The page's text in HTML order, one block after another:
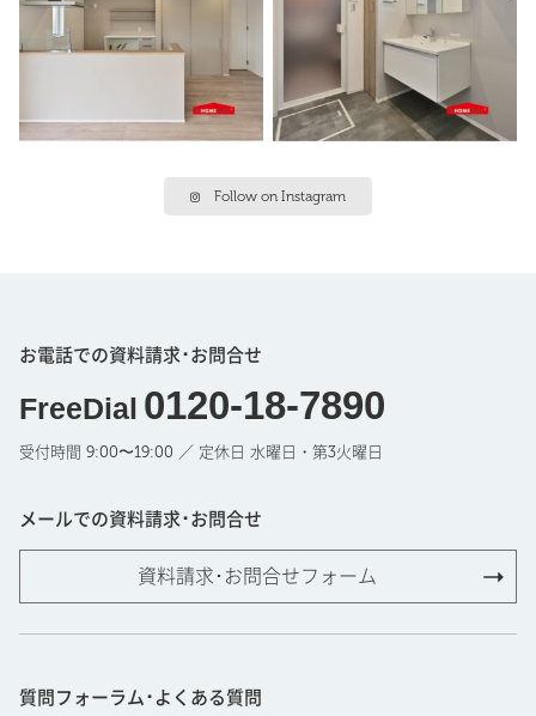
Follow on Instagram
お電話での資料請求･お問合せ
FreeDial 0120-18-7890
受付時間 9:00〜19:00 ／ 定休日 水曜日・第3火曜日
メールでの資料請求･お問合せ
資料請求･お問合せフォーム
質問フォーラム･よくある質問